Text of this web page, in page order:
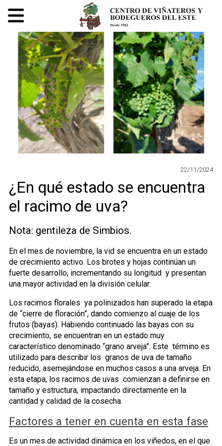
22/11/2024
¿En qué estado se encuentra
el racimo de uva?
Nota: gentileza de Simbios.
En el mes de noviembre, la vid se encuentra en un estado
de crecimiento activo. Los brotes y hojas continúan un
fuerte desarrollo, incrementando su longitud y presentan
una mayor actividad en la división celular.
Los racimos florales ya polinizados han superado la etapa
de “cierre de floración”, dando comienzo al cuaje de los
frutos (bayas). Habiendo continuado las bayas con su
crecimiento, se encuentran en un estado muy
característico denominado “grano arveja”. Este término es
utilizado para describir los granos de uva de tamaño
reducido, asemejándose en muchos casos a una arveja. En
esta etapa, los racimos de uvas comienzan a definirse en
tamaño y estructura, impactando directamente en la
cantidad y calidad de la cosecha.
Factores a tener en cuenta en esta fase
Es un mes de actividad dinámica en los viñedos, en el que